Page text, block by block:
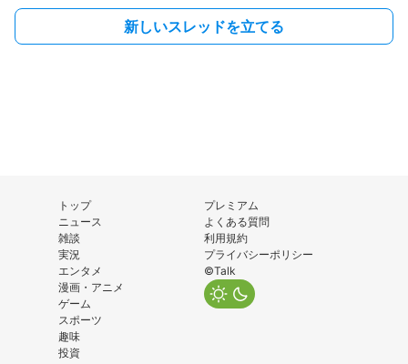
新しいスレッドを立てる
トップ
ニュース
雑談
実況
エンタメ
漫画・アニメ
ゲーム
スポーツ
趣味
投資
プレミアム
よくある質問
利用規約
プライバシーポリシー
©Talk